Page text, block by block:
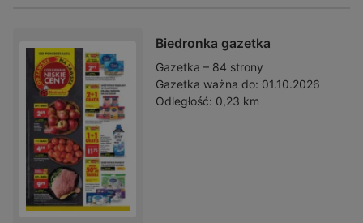
Biedronka gazetka
Gazetka – 84 strony
Gazetka ważna do: 01.10.2026
Odległość: 0,23 km